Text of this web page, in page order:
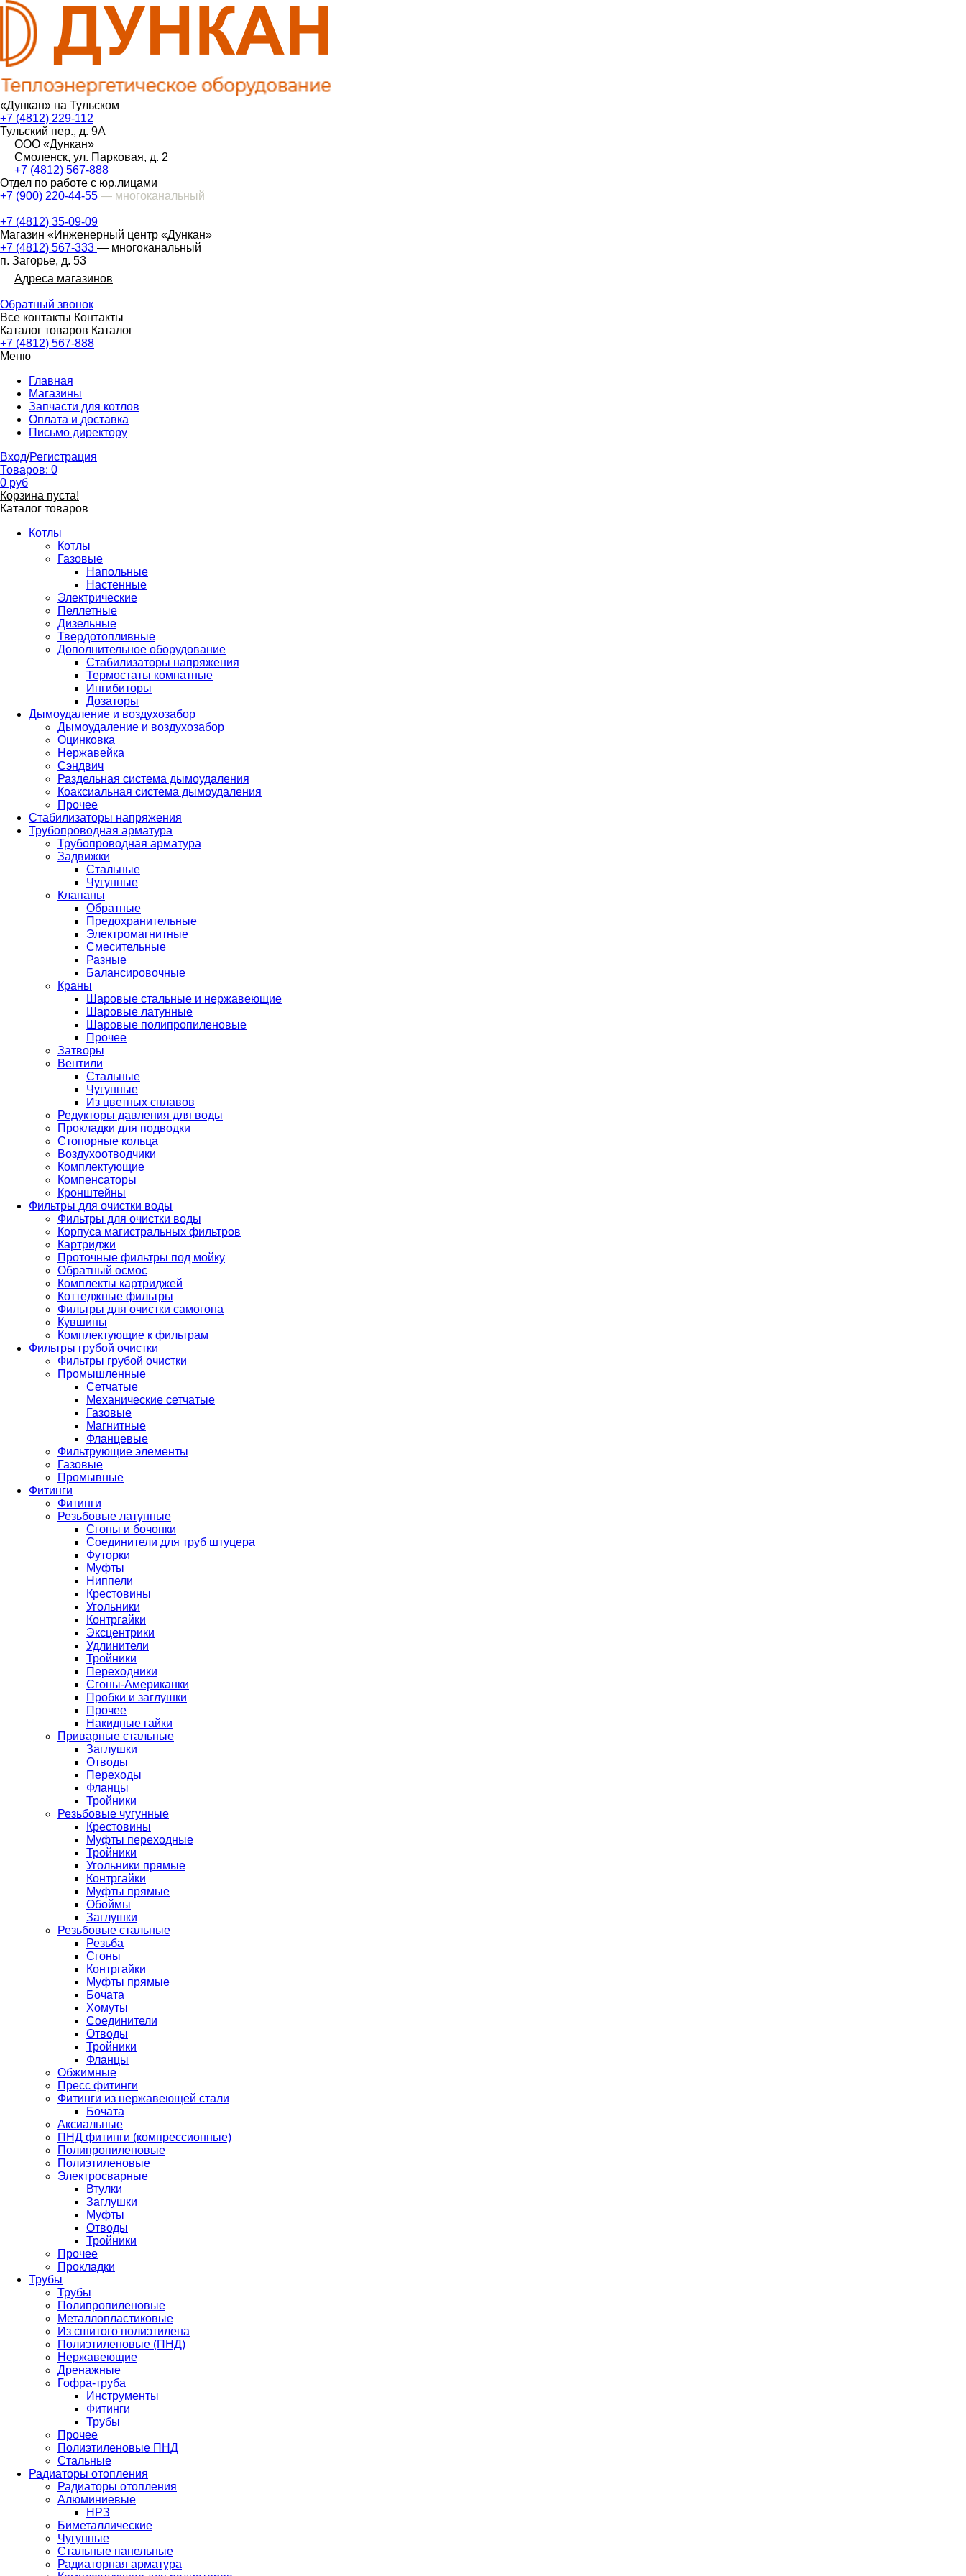
«Дункан» на Тульском
+7 (4812) 229-112
Тульский пер., д. 9А
ООО «Дункан»
Смоленск, ул. Парковая, д. 2
+7 (4812) 567-888
Отдел по работе с юр.лицами
+7 (900) 220-44-55 — многоканальный
+7 (4812) 35-09-09
Магазин «Инженерный центр «Дункан»
+7 (4812) 567-333 — многоканальный
п. Загорье, д. 53
Адреса магазинов
Обратный звонок
Все контакты Контакты
Каталог товаров Каталог
+7 (4812) 567-888
Меню
Главная
Магазины
Запчасти для котлов
Оплата и доставка
Письмо директору
Вход/Регистрация
Товаров: 0
0 руб
Корзина пуста!
Каталог товаров
Котлы
Котлы
Газовые
Напольные
Настенные
Электрические
Пеллетные
Дизельные
Твердотопливные
Дополнительное оборудование
Стабилизаторы напряжения
Термостаты комнатные
Ингибиторы
Дозаторы
Дымоудаление и воздухозабор
Дымоудаление и воздухозабор
Оцинковка
Нержавейка
Сэндвич
Раздельная система дымоудаления
Коаксиальная система дымоудаления
Прочее
Стабилизаторы напряжения
Трубопроводная арматура
Трубопроводная арматура
Задвижки
Стальные
Чугунные
Клапаны
Обратные
Предохранительные
Электромагнитные
Смесительные
Разные
Балансировочные
Краны
Шаровые стальные и нержавеющие
Шаровые латунные
Шаровые полипропиленовые
Прочее
Затворы
Вентили
Стальные
Чугунные
Из цветных сплавов
Редукторы давления для воды
Прокладки для подводки
Стопорные кольца
Воздухоотводчики
Комплектующие
Компенсаторы
Кронштейны
Фильтры для очистки воды
Фильтры для очистки воды
Корпуса магистральных фильтров
Картриджи
Проточные фильтры под мойку
Обратный осмос
Комплекты картриджей
Коттеджные фильтры
Фильтры для очистки самогона
Кувшины
Комплектующие к фильтрам
Фильтры грубой очистки
Фильтры грубой очистки
Промышленные
Сетчатые
Механические сетчатые
Газовые
Магнитные
Фланцевые
Фильтрующие элементы
Газовые
Промывные
Фитинги
Фитинги
Резьбовые латунные
Сгоны и бочонки
Соединители для труб штуцера
Футорки
Муфты
Ниппели
Крестовины
Угольники
Контргайки
Эксцентрики
Удлинители
Тройники
Переходники
Сгоны-Американки
Пробки и заглушки
Прочее
Накидные гайки
Приварные стальные
Заглушки
Отводы
Переходы
Фланцы
Тройники
Резьбовые чугунные
Крестовины
Муфты переходные
Тройники
Угольники прямые
Контргайки
Муфты прямые
Обоймы
Заглушки
Резьбовые стальные
Резьба
Сгоны
Контргайки
Муфты прямые
Бочата
Хомуты
Соединители
Отводы
Тройники
Фланцы
Обжимные
Пресс фитинги
Фитинги из нержавеющей стали
Бочата
Аксиальные
ПНД фитинги (компрессионные)
Полипропиленовые
Полиэтиленовые
Электросварные
Втулки
Заглушки
Муфты
Отводы
Тройники
Прочее
Прокладки
Трубы
Трубы
Полипропиленовые
Металлопластиковые
Из сшитого полиэтилена
Полиэтиленовые (ПНД)
Нержавеющие
Дренажные
Гофра-труба
Инструменты
Фитинги
Трубы
Прочее
Полиэтиленовые ПНД
Стальные
Радиаторы отопления
Радиаторы отопления
Алюминиевые
НРЗ
Биметаллические
Чугунные
Стальные панельные
Радиаторная арматура